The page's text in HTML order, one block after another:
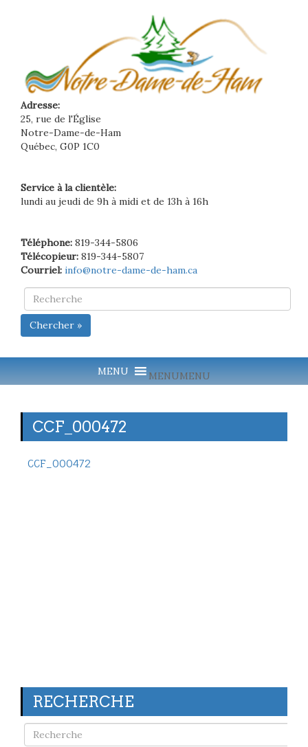
Adresse:
25, rue de l'Église
Notre-Dame-de-Ham
Québec, G0P 1C0
Service à la clientèle:
lundi au jeudi de 9h à midi et de 13h à 16h
Téléphone: 819-344-5806
Télécopieur: 819-344-5807
Courriel: info@notre-dame-de-ham.ca
Chercher »
MENUMENU
CCF_000472
CCF_000472
RECHERCHE